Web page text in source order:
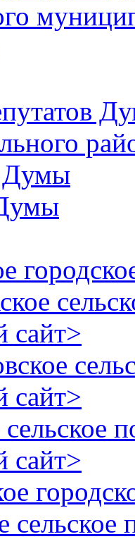
Думы
сайт>
сайт>
сайт>
сельское